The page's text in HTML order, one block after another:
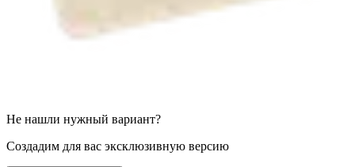
Не нашли нужный вариант?
Создадим для вас эксклюзивную версию